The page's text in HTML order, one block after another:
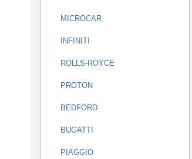
MICROCAR
INFINITI
ROLLS-ROYCE
PROTON
BEDFORD
BUGATTI
PIAGGIO